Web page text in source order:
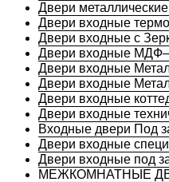
Двери
Двери входные
Двери входные с
Двери входные
Двери входные
Двери входные
Двери входные
Двери входные
Входные двери Под
Двери входные
Двери входные под
МЕЖКОМНАТНЫЕ